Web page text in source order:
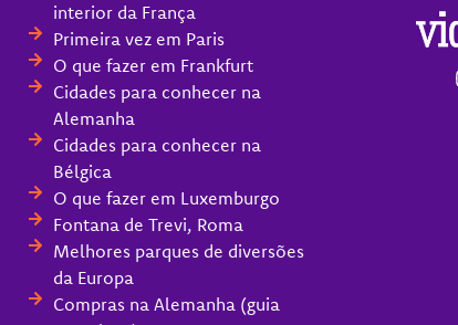
interior da França
Primeira vez em Paris
O que fazer em Frankfurt
Cidades para conhecer na
Alemanha
Cidades para conhecer na
Bélgica
O que fazer em Luxemburgo
Fontana de Trevi, Roma
Melhores parques de diversões
da Europa
Compras na Alemanha (guia